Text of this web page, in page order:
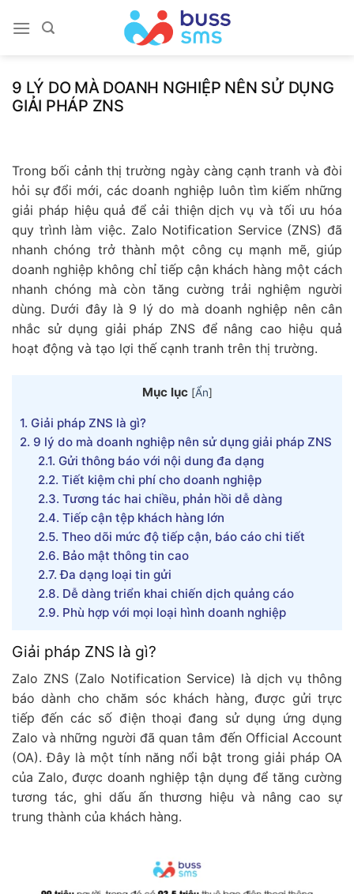
9 LÝ DO MÀ DOANH NGHIỆP NÊN SỬ DỤNG
GIẢI PHÁP ZNS
Trong bối cảnh thị trường ngày càng cạnh tranh và đòi
hỏi sự đổi mới, các doanh nghiệp luôn tìm kiếm những
giải pháp hiệu quả để cải thiện dịch vụ và tối ưu hóa
quy trình làm việc. Zalo Notification Service (ZNS) đã
nhanh chóng trở thành một công cụ mạnh mẽ, giúp
doanh nghiệp không chỉ tiếp cận khách hàng một cách
nhanh chóng mà còn tăng cường trải nghiệm người
dùng. Dưới đây là 9 lý do mà doanh nghiệp nên cân
nhắc sử dụng giải pháp ZNS để nâng cao hiệu quả
hoạt động và tạo lợi thế cạnh tranh trên thị trường.
Mục lục [Ẩn]
1. Giải pháp ZNS là gì?
2. 9 lý do mà doanh nghiệp nên sử dụng giải pháp ZNS
2.1. Gửi thông báo với nội dung đa dạng
2.2. Tiết kiệm chi phí cho doanh nghiệp
2.3. Tương tác hai chiều, phản hồi dễ dàng
2.4. Tiếp cận tệp khách hàng lớn
2.5. Theo dõi mức độ tiếp cận, báo cáo chi tiết
2.6. Bảo mật thông tin cao
2.7. Đa dạng loại tin gửi
2.8. Dễ dàng triển khai chiến dịch quảng cáo
2.9. Phù hợp với mọi loại hình doanh nghiệp
Giải pháp ZNS là gì?
Zalo ZNS (Zalo Notification Service) là dịch vụ thông
báo dành cho chăm sóc khách hàng, được gửi trực
tiếp đến các số điện thoại đang sử dụng ứng dụng
Zalo và những người đã quan tâm đến Official Account
(OA). Đây là một tính năng nổi bật trong giải pháp OA
của Zalo, được doanh nghiệp tận dụng để tăng cường
tương tác, ghi dấu ấn thương hiệu và nâng cao sự
trung thành của khách hàng.